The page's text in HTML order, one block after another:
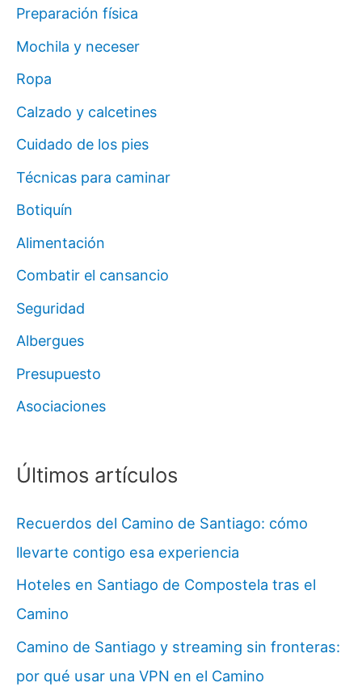
Preparación física
Mochila y neceser
Ropa
Calzado y calcetines
Cuidado de los pies
Técnicas para caminar
Botiquín
Alimentación
Combatir el cansancio
Seguridad
Albergues
Presupuesto
Asociaciones
Últimos artículos
Recuerdos del Camino de Santiago: cómo
llevarte contigo esa experiencia
Hoteles en Santiago de Compostela tras el
Camino
Camino de Santiago y streaming sin fronteras:
por qué usar una VPN en el Camino